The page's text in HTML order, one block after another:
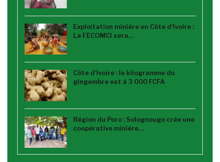
Exploitation minière en Côte d’Ivoire :
La FECOMCI sera…
Côte d’Ivoire : le kilogramme du
gingembre est à 3 000 FCFA
Région du Poro : Solognougo crée une
coopérative minière…